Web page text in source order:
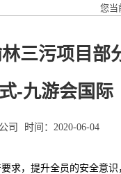
您当
三污项目部
-九游会国际
司 时间： 2020-06-04
求，提升全员的安全意